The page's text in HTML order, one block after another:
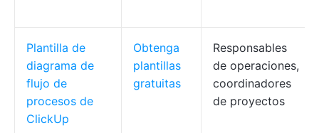
Plantilla de
diagrama de
flujo de
procesos de
ClickUp
Obtenga
plantillas
gratuitas
Responsables
de operaciones,
coordinadores
de proyectos